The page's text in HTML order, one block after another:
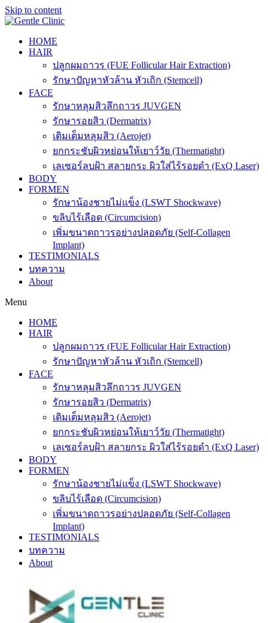
Skip to content
HOME
HAIR
ปลูกผมถาวร (FUE Follicular Hair Extraction)
รักษาปัญหาหัวล้าน หัวเถิก (Stemcell)
FACE
รักษาหลุมสิวลึกถาวร JUVGEN
รักษารอยสิว (Dermatrix)
เติมเต็มหลุมสิว (Aerojet)
ยกกระชับผิวหย่อนให้เยาว์วัย (Thermatight)
เลเซอร์ลบฝ้า สลายกระ ผิวใส่ไร้รอยดำ (ExQ Laser)
BODY
FORMEN
รักษาน้องชายไม่แข็ง (LSWT Shockwave)
ขลิบไร้เลือด (Circumcision)
เพิ่มขนาดถาวรอย่างปลอดภัย (Self-Collagen
Implant)
TESTIMONIALS
บทความ
About
Menu
HOME
HAIR
ปลูกผมถาวร (FUE Follicular Hair Extraction)
รักษาปัญหาหัวล้าน หัวเถิก (Stemcell)
FACE
รักษาหลุมสิวลึกถาวร JUVGEN
รักษารอยสิว (Dermatrix)
เติมเต็มหลุมสิว (Aerojet)
ยกกระชับผิวหย่อนให้เยาว์วัย (Thermatight)
เลเซอร์ลบฝ้า สลายกระ ผิวใส่ไร้รอยดำ (ExQ Laser)
BODY
FORMEN
รักษาน้องชายไม่แข็ง (LSWT Shockwave)
ขลิบไร้เลือด (Circumcision)
เพิ่มขนาดถาวรอย่างปลอดภัย (Self-Collagen
Implant)
TESTIMONIALS
บทความ
About